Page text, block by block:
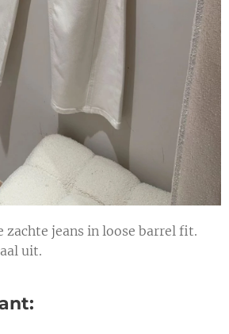
zachte jeans in loose barrel fit.
uit.